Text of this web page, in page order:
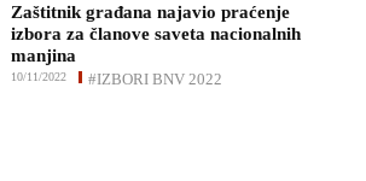
Zaštitnik građana najavio praćenje
izbora za članove saveta nacionalnih
manjina
#IZBORI BNV 2022
10/11/2022